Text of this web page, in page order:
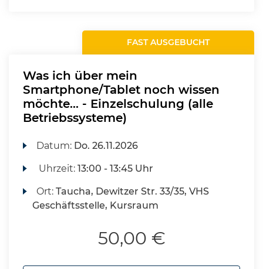
FAST AUSGEBUCHT
Was ich über mein
Smartphone/Tablet noch wissen
möchte... - Einzelschulung (alle
Betriebssysteme)
Datum: Do. 26.11.2026
Uhrzeit:13:00 - 13:45 Uhr
Ort:Taucha, Dewitzer Str. 33/35, VHS
Geschäftsstelle, Kursraum
50,00 €